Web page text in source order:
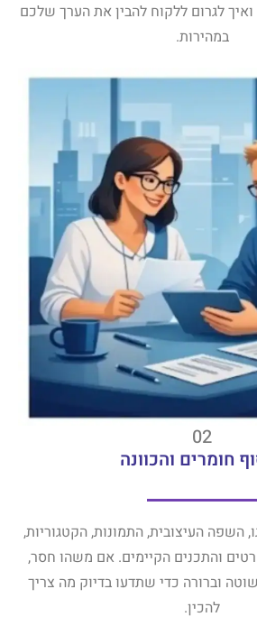
לגרום ללקוח להבין את הערך שלכם
במהירות.
02
חומרים והכוונה
השפה העיצובית, התמונות, הקטגוריות,
והתכנים הקיימים. אם משהו חסר,
וברורה כדי שתדעו בדיוק מה צריך
להכין.